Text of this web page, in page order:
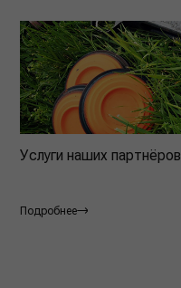
Услуги наших партнёров
Подробнее